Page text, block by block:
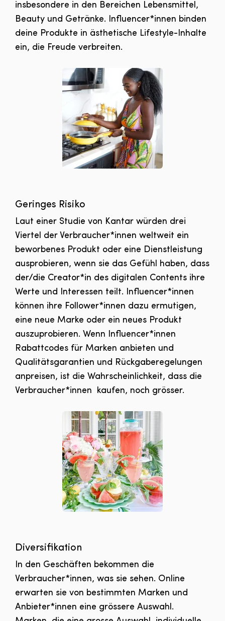
insbesondere in den Bereichen Lebensmittel,
Beauty und Getränke. Influencer*innen binden
deine Produkte in ästhetische Lifestyle-Inhalte
ein, die Freude verbreiten.
Geringes Risiko
Laut einer Studie von Kantar würden drei
Viertel der Verbraucher*innen weltweit ein
beworbenes Produkt oder eine Dienstleistung
ausprobieren, wenn sie das Gefühl haben, dass
der/die Creator*in des digitalen Contents ihre
Werte und Interessen teilt. Influencer*innen
können ihre Follower*innen dazu ermutigen,
eine neue Marke oder ein neues Produkt
auszuprobieren. Wenn Influencer*innen
Rabattcodes für Marken anbieten und
Qualitätsgarantien und Rückgaberegelungen
anpreisen, ist die Wahrscheinlichkeit, dass die
Verbraucher*innen kaufen, noch grösser.
Diversifikation
In den Geschäften bekommen die
Verbraucher*innen, was sie sehen. Online
erwarten sie von bestimmten Marken und
Anbieter*innen eine grössere Auswahl.